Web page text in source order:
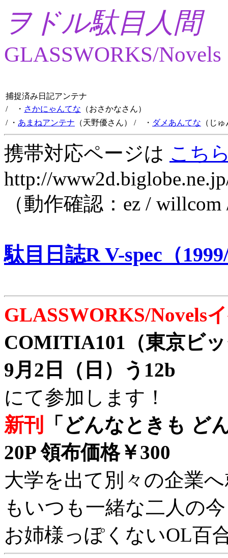
ヲドル駄目人間
GLASSWORKS/Novels
捕捉済み日記アンテナ
/ ・ さかにゃんてな （おさかなさん）
/ ・ あまねアンテナ （天野優さん） / ・ ダメあんてな （じ
携帯対応ページは こち
http://
（動作確認：ez /
駄目日誌R V-spec（
GLASSWORKS/Novels
COMITIA101（東京ビ
9月2日（日）う12b
にて参加します！
新刊
「どんなときも ど
20P 領布価格￥300
大学を出て別々の企業
もいつも一緒な二人の
お姉様っぽくないOL百